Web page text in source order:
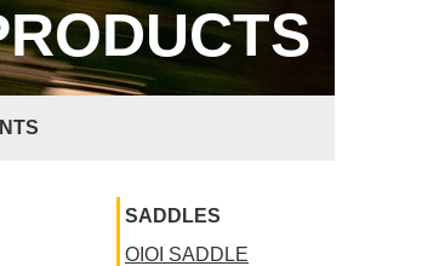
SADDLES
OIOI SADDLE